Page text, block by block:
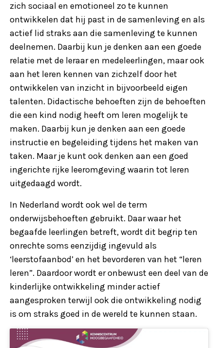
zich sociaal en emotioneel zo te kunnen
ontwikkelen dat hij past in de samenleving en als
actief lid straks aan die samenleving te kunnen
deelnemen. Daarbij kun je denken aan een goede
relatie met de leraar en medeleerlingen, maar ook
aan het leren kennen van zichzelf door het
ontwikkelen van inzicht in bijvoorbeeld eigen
talenten. Didactische behoeften zijn de behoeften
die een kind nodig heeft om leren mogelijk te
maken. Daarbij kun je denken aan een goede
instructie en begeleiding tijdens het maken van
taken. Maar je kunt ook denken aan een goed
ingerichte rijke leeromgeving waarin tot leren
uitgedaagd wordt.
In Nederland wordt ook wel de term
onderwijsbehoeften gebruikt. Daar waar het
begaafde leerlingen betreft, wordt dit begrip ten
onrechte soms eenzijdig ingevuld als
‘leerstofaanbod’ en het bevorderen van het “leren
leren”. Daardoor wordt er onbewust een deel van de
kinderlijke ontwikkeling minder actief
aangesproken terwijl ook die ontwikkeling nodig
is om straks goed in de wereld te kunnen staan.